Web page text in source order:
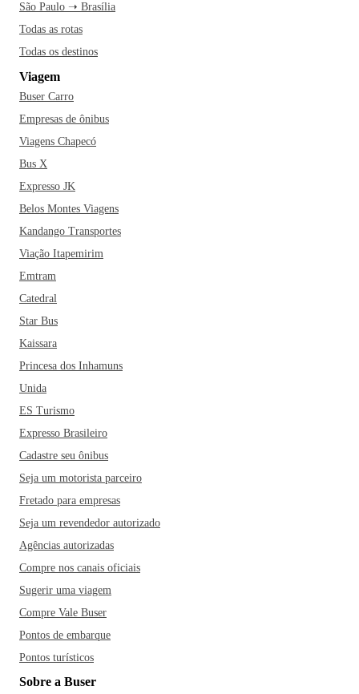
São Paulo ➝ Brasília
Todas as rotas
Todas os destinos
Viagem
Buser Carro
Empresas de ônibus
Viagens Chapecó
Bus X
Expresso JK
Belos Montes Viagens
Kandango Transportes
Viação Itapemirim
Emtram
Catedral
Star Bus
Kaissara
Princesa dos Inhamuns
Unida
ES Turismo
Expresso Brasileiro
Cadastre seu ônibus
Seja um motorista parceiro
Fretado para empresas
Seja um revendedor autorizado
Agências autorizadas
Compre nos canais oficiais
Sugerir uma viagem
Compre Vale Buser
Pontos de embarque
Pontos turísticos
Sobre a Buser